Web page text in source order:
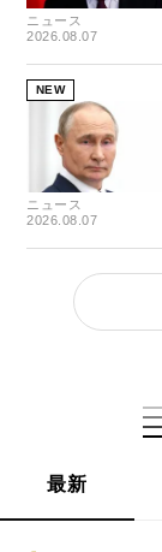
ニュース
2026.08.07
NEW
ニュース
2026.08.07
最新